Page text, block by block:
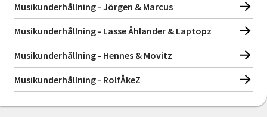
Musikunderhållning - Jörgen & Marcus
Musikunderhållning - Lasse Åhlander & Laptopz
Musikunderhållning - Hennes & Movitz
Musikunderhållning - RolfÅkeZ